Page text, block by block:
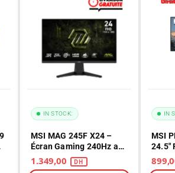
MSI MAG 245F X24 –
Écran Gaming 240Hz au
Maroc
IN STOCK:
MSI
24.5″
IN